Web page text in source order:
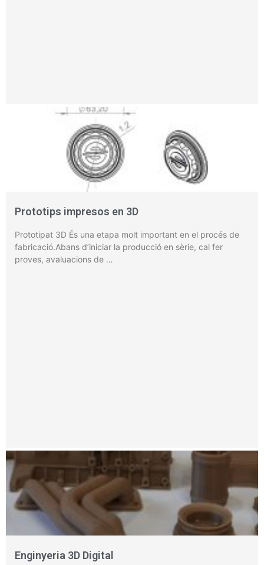
Prototips impresos en 3D
Prototipat 3D És una etapa molt important en el procés de
fabricació.Abans d’iniciar la producció en sèrie, cal fer
proves, avaluacions de …
Enginyeria 3D Digital